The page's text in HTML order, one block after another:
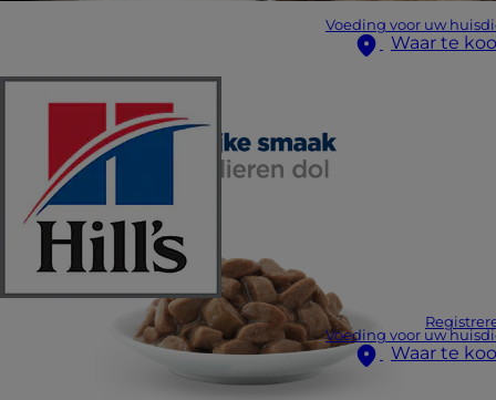
Voeding voor uw
Waar te
Voeding voor uw
Waar te